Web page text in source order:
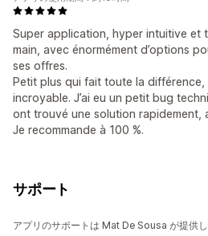
Super application, hyper intuitive et
main, avec énormément d’options
ses offres.
Petit plus qui fait toute la
incroyable. J’ai eu un petit bug
ont trouvé une solution rapidement,
Je recommande à 100 %.
サポート
アプリのサポートは Mat De Sousa が提供し